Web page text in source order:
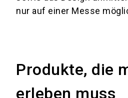
nur auf einer Messe
Produkte, die
erleben muss